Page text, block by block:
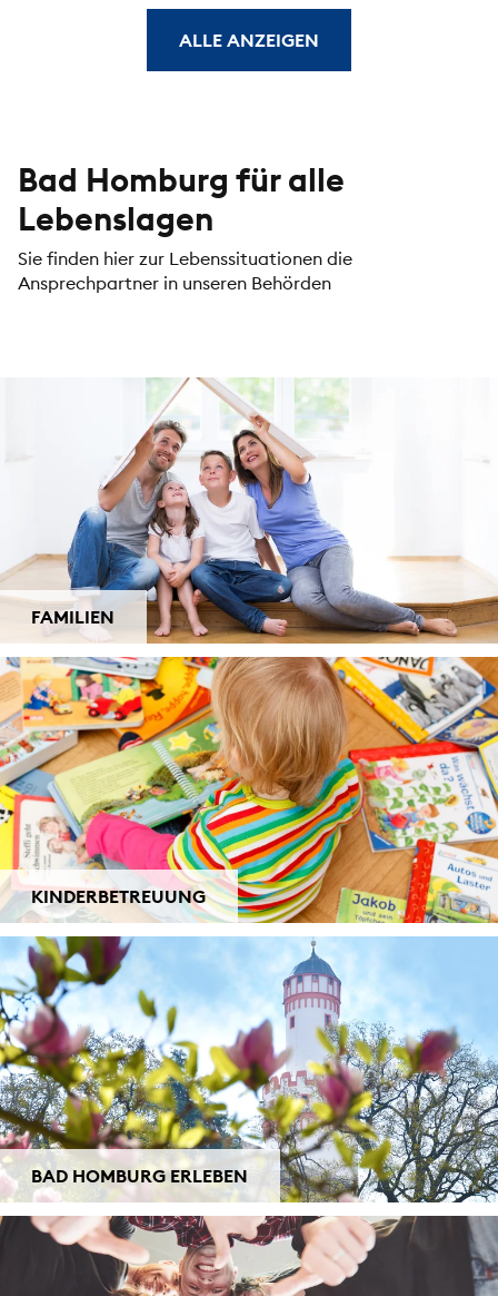
ALLE ANZEIGEN
Bad Homburg für alle
Lebenslagen
Sie finden hier zur Lebenssituationen die
Ansprechpartner in unseren Behörden
FAMILIEN
KINDERBETREUUNG
BAD HOMBURG ERLEBEN